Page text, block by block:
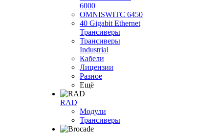
6000
OMNISWITC 6450
40 Gigabit Ethernet
Трансиверы
Трансиверы
Industrial
Кабели
Лицензии
Разное
Ещё
RAD
Модули
Трансиверы